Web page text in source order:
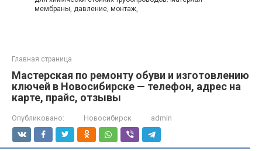
мембраны, давление, монтаж,
Главная страница
Мастерская по ремонту обуви и изготовлению
ключей в Новосибирске — телефон, адрес на
карте, прайс, отзывы
Опубликовано: Новосибирск admin